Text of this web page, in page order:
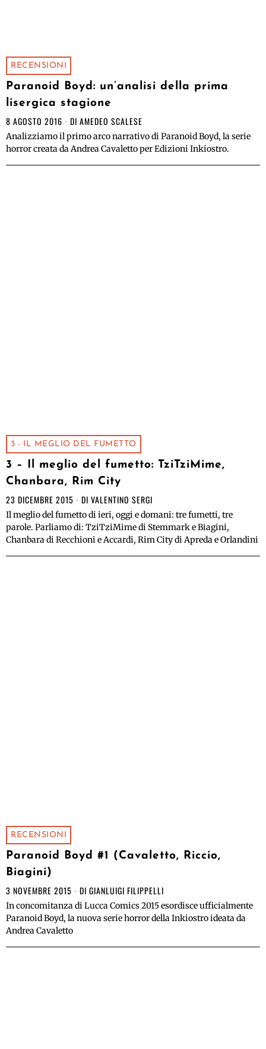
RECENSIONI
Paranoid Boyd: un’analisi della prima
lisergica stagione
8 AGOSTO 2016 DI AMEDEO SCALESE
Analizziamo il primo arco narrativo di Paranoid Boyd, la serie
horror creata da Andrea Cavaletto per Edizioni Inkiostro.
3 - IL MEGLIO DEL FUMETTO
3 – Il meglio del fumetto: TziTziMime,
Chanbara, Rim City
23 DICEMBRE 2015 DI VALENTINO SERGI
Il meglio del fumetto di ieri, oggi e domani: tre fumetti, tre
parole. Parliamo di: TziTziMime di Stemmark e Biagini,
Chanbara di Recchioni e Accardi, Rim City di Apreda e Orlandini
RECENSIONI
Paranoid Boyd #1 (Cavaletto, Riccio,
Biagini)
3 NOVEMBRE 2015 DI GIANLUIGI FILIPPELLI
In concomitanza di Lucca Comics 2015 esordisce ufficialmente
Paranoid Boyd, la nuova serie horror della Inkiostro ideata da
Andrea Cavaletto